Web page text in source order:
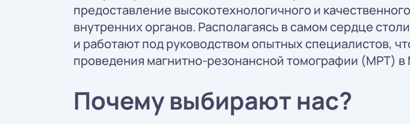
предоставление высокотехнологичного и
внутренних органов. Располагаясь в самом сердце
и работают под руководством опытных специалистов,
проведения магнитно-резонансной томографии (МРТ) в
Почему выбирают нас?